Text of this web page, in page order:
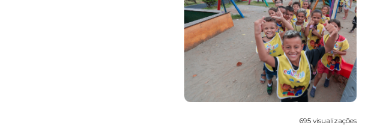
695 visualizações